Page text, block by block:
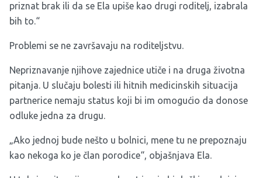
priznat brak ili da se Ela upiše kao drugi roditelj, izabrala
bih to.“
Problemi se ne završavaju na roditeljstvu.
Nepriznavanje njihove zajednice utiče i na druga životna
pitanja. U slučaju bolesti ili hitnih medicinskih situacija
partnerice nemaju status koji bi im omogućio da donose
odluke jedna za drugu.
„Ako jednoj bude nešto u bolnici, mene tu ne prepoznaju
kao nekoga ko je član porodice“, objašnjava Ela.